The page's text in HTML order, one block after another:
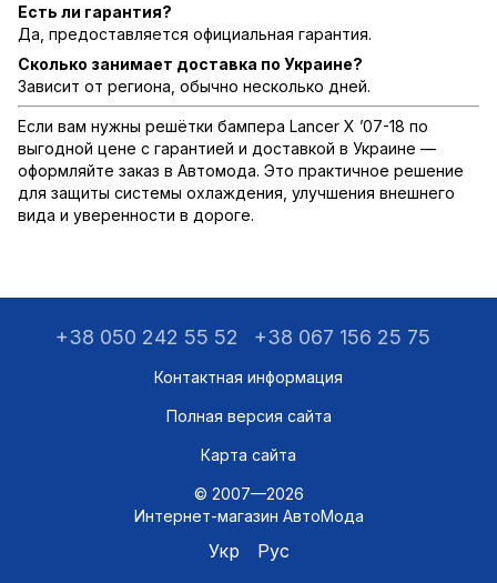
Есть ли гарантия?
Да, предоставляется официальная гарантия.
Сколько занимает доставка по Украине?
Зависит от региона, обычно несколько дней.
Если вам нужны решётки бампера Lancer X ’07-18 по
выгодной цене с гарантией и доставкой в Украине —
оформляйте заказ в Автомода. Это практичное решение
для защиты системы охлаждения, улучшения внешнего
вида и уверенности в дороге.
+38 050 242 55 52 +38 067 156 25 75
Контактная информация
Полная версия сайта
Карта сайта
© 2007—2026
Интернет-магазин АвтоМода
Укр Рус